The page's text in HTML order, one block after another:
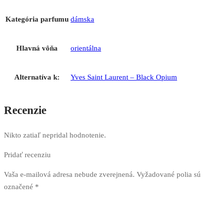
Kategória parfumu dámska
Hlavná vôňa orientálna
Alternatíva k: Yves Saint Laurent – Black Opium
Recenzie
Nikto zatiaľ nepridal hodnotenie.
Pridať recenziu
Vaša e-mailová adresa nebude zverejnená. Vyžadované polia sú
označené *